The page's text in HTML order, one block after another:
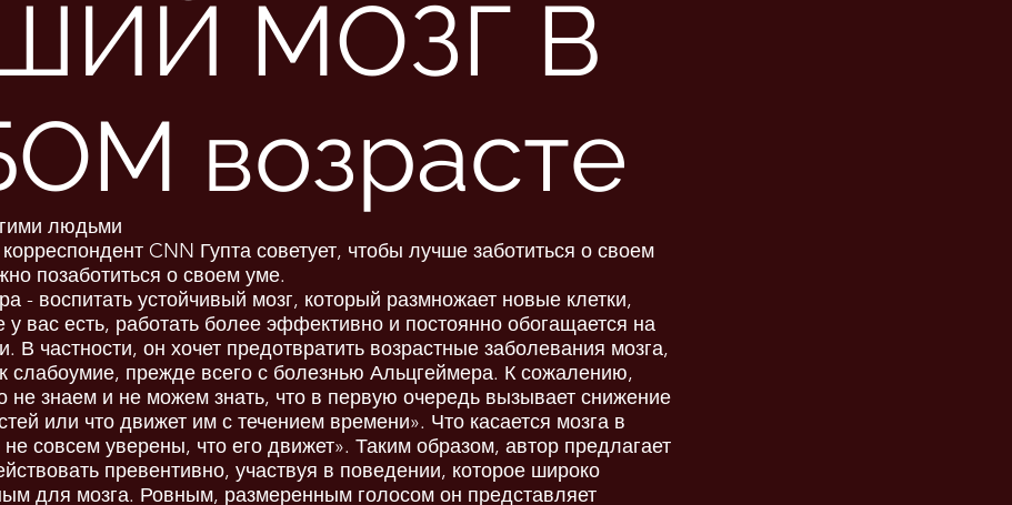
МОЗГ В
возрасте
людьми
CNN Гупта советует, чтобы лучше заботиться о своем
позаботиться о своем уме.
- воспитать устойчивый мозг, который размножает новые клетки,
у вас есть, работать более эффективно и постоянно обогащается на
В частности, он хочет предотвратить возрастные заболевания мозга,
слабоумие, прежде всего с болезнью Альцгеймера. К сожалению,
не знаем и не можем знать, что в первую очередь вызывает снижение
или что движет им с течением времени». Что касается мозга в
совсем уверены, что его движет». Таким образом, автор предлагает
превентивно, участвуя в поведении, которое широко
для мозга. Ровным, размеренным голосом он представляет